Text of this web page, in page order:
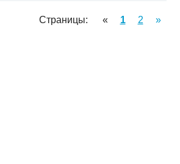
Страницы: « 1 2 »